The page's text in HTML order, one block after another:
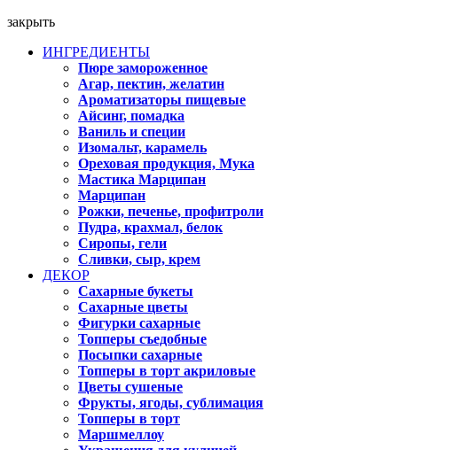
закрыть
ИНГРЕДИЕНТЫ
Пюре замороженное
Агар, пектин, желатин
Ароматизаторы пищевые
Айсинг, помадка
Ваниль и специи
Изомальт, карамель
Ореховая продукция, Мука
Мастика Марципан
Марципан
Рожки, печенье, профитроли
Пудра, крахмал, белок
Сиропы, гели
Сливки, сыр, крем
ДЕКОР
Сахарные букеты
Сахарные цветы
Фигурки сахарные
Топперы съедобные
Посыпки сахарные
Топперы в торт акриловые
Цветы сушеные
Фрукты, ягоды, сублимация
Топперы в торт
Маршмеллоу